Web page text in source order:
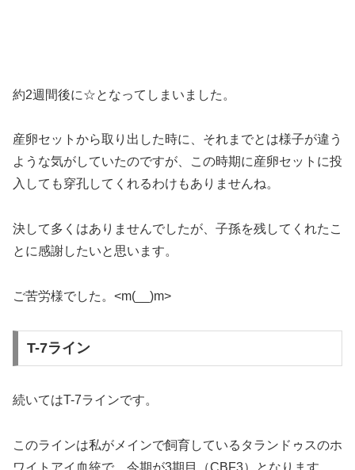
約2週間後に☆となってしまいました。
産卵セットから取り出した時に、それまでとは様子が違う
ような気がしていたのですが、この時期に産卵セットに投
入しても穿孔してくれるわけもありませんね。
決して多くはありませんでしたが、子孫を残してくれたこ
とに感謝したいと思います。
ご苦労様でした。<m(__)m>
T-7ライン
続いてはT-7ラインです。
このラインは私がメインで飼育しているタランドゥスのホ